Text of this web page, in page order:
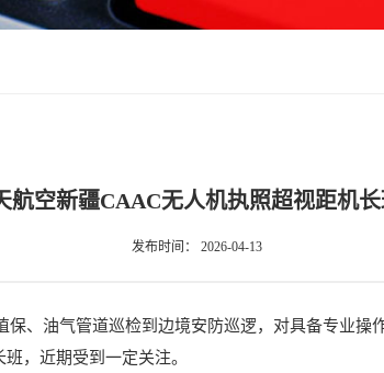
航空新疆CAAC无人机执照超视距机
发布时间： 2026-04-13
、油气管道巡检到边境安防巡逻，对具备专业操
，近期受到一定关注。